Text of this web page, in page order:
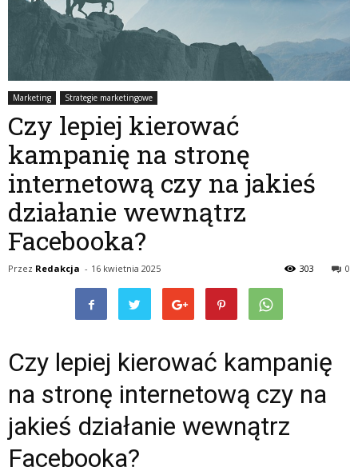
Marketing Strategie marketingowe
Czy lepiej kierować
kampanię na stronę
internetową czy na jakieś
działanie wewnątrz
Facebooka?
Przez Redakcja - 16 kwietnia 2025 0
303
Czy lepiej kierować kampanię
na stronę internetową czy na
jakieś działanie wewnątrz
Facebooka?